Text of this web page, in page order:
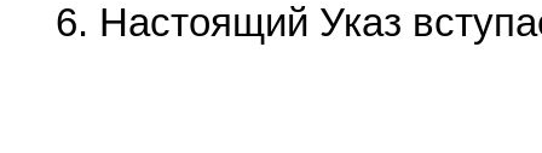
6. Настоящий Указ